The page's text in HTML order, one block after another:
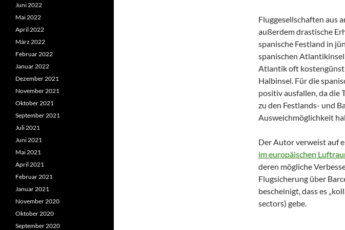
Fluggesellschaften aus
außerdem drastische
spanische Festland in
spanischen
Atlantik oft
Halbinsel. Für die
positiv ausfallen, da
zu den Festlands- und
Ausweichmöglichkeit
Der Autor verweist auf
im europäischen
deren mögliche
Flugsicherung über
bescheinigt, dass es
sectors) gebe.
Juni 2022
Mai 2022
April 2022
März 2022
Februar 2022
Januar 2022
Dezember 2021
November 2021
Oktober 2021
September 2021
Juli 2021
Juni 2021
Mai 2021
April 2021
Februar 2021
Januar 2021
November 2020
Oktober 2020
September 2020